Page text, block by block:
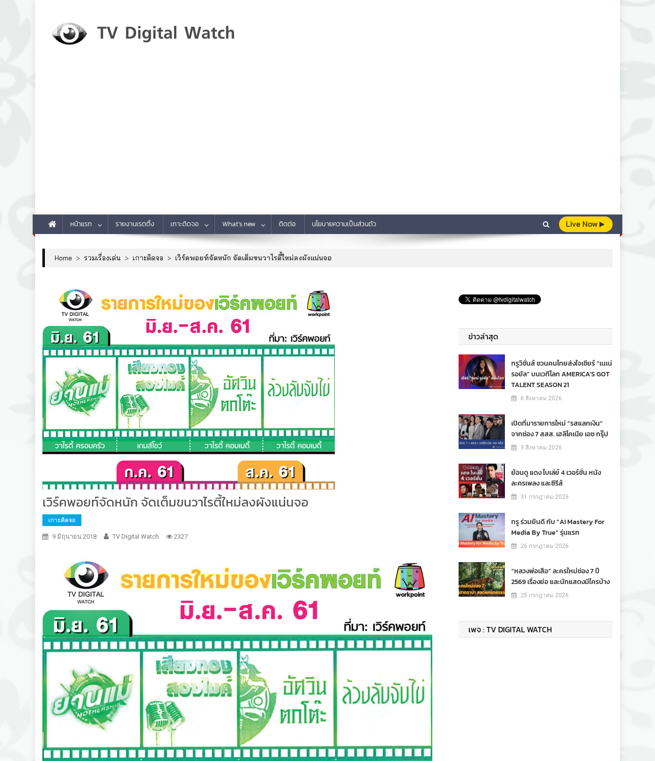
หน้าแรก รายงานเรตติ้ง เกาะติดจอ What’s new ติดต่อ นโยบายความเป็นส่วนตัว Live Now
Home > รวมเรื่องเด่น > เกาะติดจอ > เวิร์คพอยท์จัดหนัก จัดเต็มขนวาไรตี้ใหม่ลงผังแน่นจอ
เวิร์คพอยท์จัดหนัก จัดเต็มขนวาไรตี้ใหม่ลงผังแน่นจอ
เกาะติดจอ
9 มิถุนายน 2018 TV Digital Watch 2327
ข่าวล่าสุด
ทรูวิชั่นส์ ชวนคนไทยส่งใจเชียร์ “เนเน่
รอยัล” บนเวทีโลก AMERICA’S GOT
TALENT SEASON 21
6 สิงหาคม 2026
เปิดที่มารายการใหม่ “รสแลกเงิน”
จากช่อง 7 สสส. เฮลิโคเนีย เอช กรุ๊ป
3 สิงหาคม 2026
ย้อนดู แดง ไบเล่ย์ 4 เวอร์ชั่น หนัง
ละครเพลง และซีรีส์
31 กรกฎาคม 2026
ทรู ร่วมยินดี กับ “AI Mastery For
Media By True” รุ่นแรก
26 กรกฎาคม 2026
“หลวงพ่อเสือ” ละครใหม่ช่อง 7 ปี
2569 เรื่องย่อ และนักแสดงมีใครบ้าง
25 กรกฎาคม 2026
เพจ : TV DIGITAL WATCH